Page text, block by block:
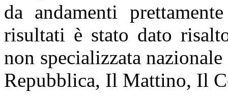
da andamenti
risultati è stato dato
non specializzata
Repubblica, Il Mattino, Il